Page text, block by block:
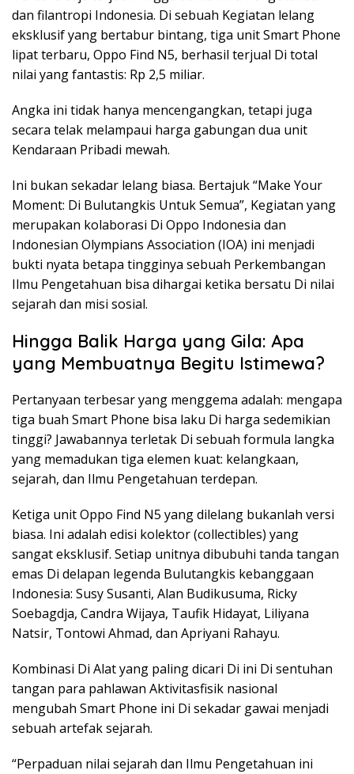
dan filantropi Indonesia. Di sebuah Kegiatan lelang
eksklusif yang bertabur bintang, tiga unit Smart Phone
lipat terbaru, Oppo Find N5, berhasil terjual Di total
nilai yang fantastis: Rp 2,5 miliar.
Angka ini tidak hanya mencengangkan, tetapi juga
secara telak melampaui harga gabungan dua unit
Kendaraan Pribadi mewah.
Ini bukan sekadar lelang biasa. Bertajuk “Make Your
Moment: Di Bulutangkis Untuk Semua”, Kegiatan yang
merupakan kolaborasi Di Oppo Indonesia dan
Indonesian Olympians Association (IOA) ini menjadi
bukti nyata betapa tingginya sebuah Perkembangan
Ilmu Pengetahuan bisa dihargai ketika bersatu Di nilai
sejarah dan misi sosial.
Hingga Balik Harga yang Gila: Apa
yang Membuatnya Begitu Istimewa?
Pertanyaan terbesar yang menggema adalah: mengapa
tiga buah Smart Phone bisa laku Di harga sedemikian
tinggi? Jawabannya terletak Di sebuah formula langka
yang memadukan tiga elemen kuat: kelangkaan,
sejarah, dan Ilmu Pengetahuan terdepan.
Ketiga unit Oppo Find N5 yang dilelang bukanlah versi
biasa. Ini adalah edisi kolektor (collectibles) yang
sangat eksklusif. Setiap unitnya dibubuhi tanda tangan
emas Di delapan legenda Bulutangkis kebanggaan
Indonesia: Susy Susanti, Alan Budikusuma, Ricky
Soebagdja, Candra Wijaya, Taufik Hidayat, Liliyana
Natsir, Tontowi Ahmad, dan Apriyani Rahayu.
Kombinasi Di Alat yang paling dicari Di ini Di sentuhan
tangan para pahlawan Aktivitasfisik nasional
mengubah Smart Phone ini Di sekadar gawai menjadi
sebuah artefak sejarah.
“Perpaduan nilai sejarah dan Ilmu Pengetahuan ini